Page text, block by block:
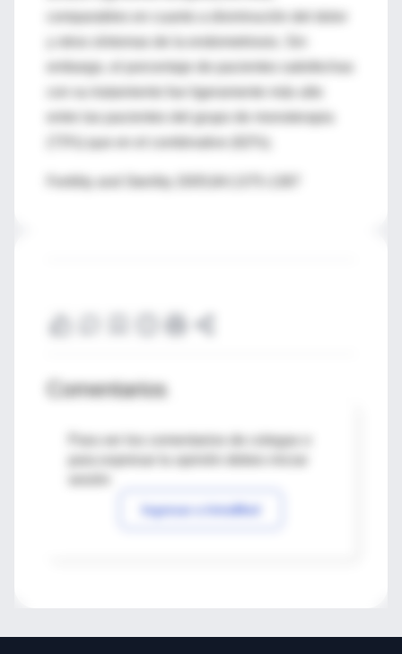
embargo, el porcentaje de pacientes satisfechas
con su tratamiento fue ligeramente más alto
entre las pacientes del grupo de monoterapia
Comentarios
Para ver los comentarios de colegas o
Ingresar a IntraMed